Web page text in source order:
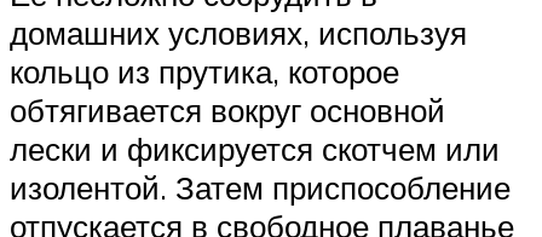
домашних условиях, используя
кольцо из прутика, которое
обтягивается вокруг основной
лески и фиксируется скотчем или
изолентой. Затем приспособление
отпускается в свободное плаванье